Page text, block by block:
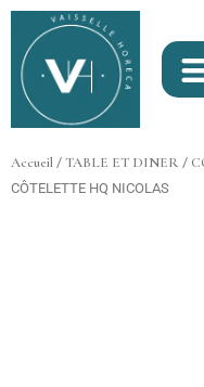
Aller
contenu
Accueil / TABLE ET DINER /
CÔTELETTE HQ NICOLAS